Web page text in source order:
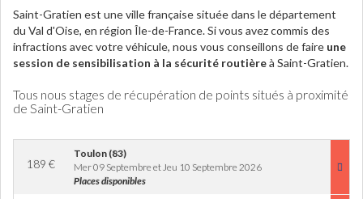
Saint-Gratien est une ville française située dans le département
du Val d'Oise, en région Île-de-France. Si vous avez commis des
infractions avec votre véhicule, nous vous conseillons de faire une
session de sensibilisation à la sécurité routièreà Saint-Gratien.
Tous nous stages de récupération de points situés à proximité
de Saint-Gratien
189 €
Toulon (83)
Mer 09 Septembre et Jeu 10 Septembre 2026
Places disponibles